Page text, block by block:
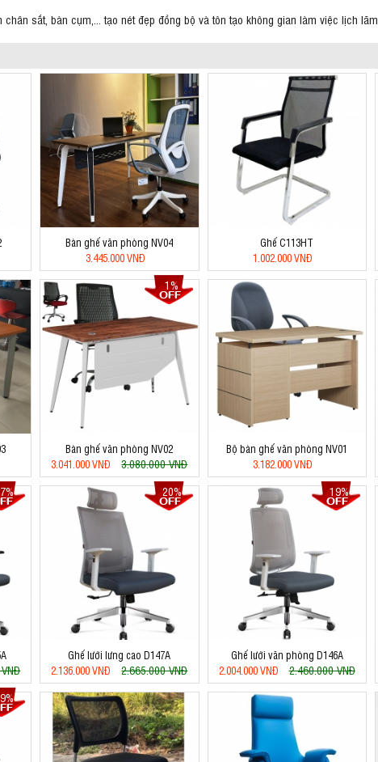
sắt, bàn cụm,... tạo nét đẹp đồng bộ và tôn tạo không gian làm việc lịch lãm.
Bàn ghế văn phòng NV04
3.445.000 VNĐ
Ghế C113HT
1.002.000 VNĐ
1%
Bàn ghế văn phòng NV02
3.041.000 VNĐ
3.080.000 VNĐ
Bộ bàn ghế văn phòng NV01
3.182.000 VNĐ
20%
Ghế lưới lưng cao D147A
2.136.000 VNĐ
2.665.000 VNĐ
19%
Ghế lưới văn phòng D146A
2.004.000 VNĐ
2.460.000 VNĐ